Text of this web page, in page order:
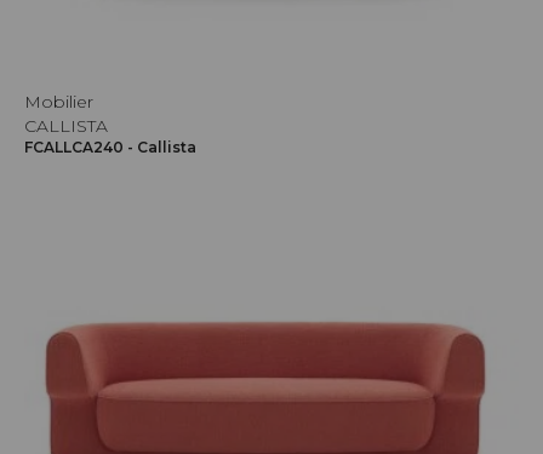
Mobilier
CALLISTA
FCALLCA240 - Callista